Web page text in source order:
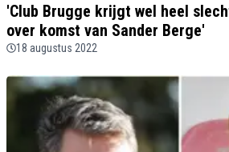
'Club Brugge krijgt wel heel
over komst van Sander Berge'
18 augustus 2022